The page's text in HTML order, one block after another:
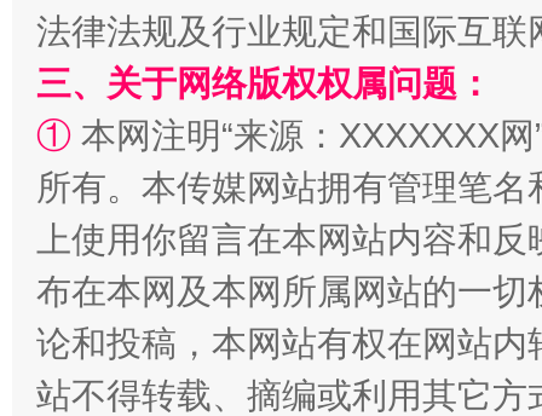
法律法规及行业规定和国际互
三、关于网络版权权属问题：
① 本网注明“来源：XXXXXXX
所有。本传媒网站拥有管理笔
上使用你留言在本网站内容和
布在本网及本网所属网站的一
论和投稿，本网站有权在网站
站不得转载、摘编或利用其它